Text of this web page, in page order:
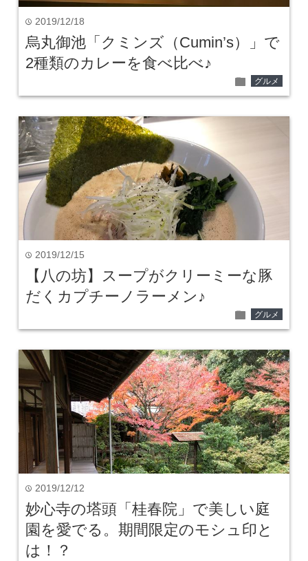
time 2019/12/18
烏丸御池「クミンズ（Cumin’s）」で
2種類のカレーを食べ比べ♪
folder グルメ
time 2019/12/15
【八の坊】スープがクリーミーな豚
だくカプチーノラーメン♪
folder グルメ
time 2019/12/12
妙心寺の塔頭「桂春院」で美しい庭
園を愛でる。期間限定のモシュ印と
は！？